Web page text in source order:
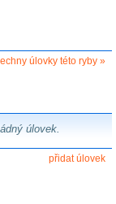
úlovky této ryby »
úlovek.
přidat úlovek